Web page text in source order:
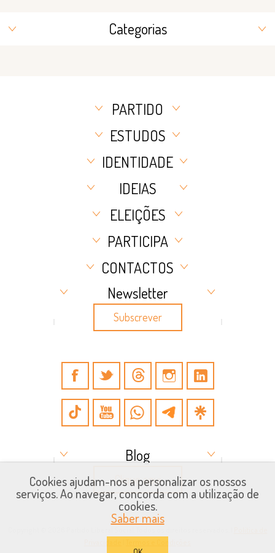
Categorias
PARTIDO
ESTUDOS
IDENTIDADE
IDEIAS
Newsletter
Subscrever
Blog
Clique aqui
ELEIÇÕES
PARTICIPA
CONTACTOS
Cookies ajudam-nos a personalizar os nossos
serviços. Ao navegar, concorda com a utilização de
cookies.
Saber mais